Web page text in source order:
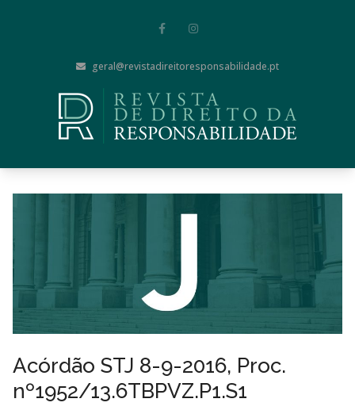
geral@revistadireitoresponsabilidade.pt
Acórdão STJ 8-9-2016, Proc.
nº1952/13.6TBPVZ.P1.S1